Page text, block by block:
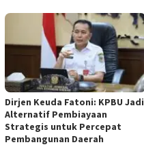
Dirjen Keuda Fatoni: KPBU Jadi
Alternatif Pembiayaan
Strategis untuk Percepat
Pembangunan Daerah